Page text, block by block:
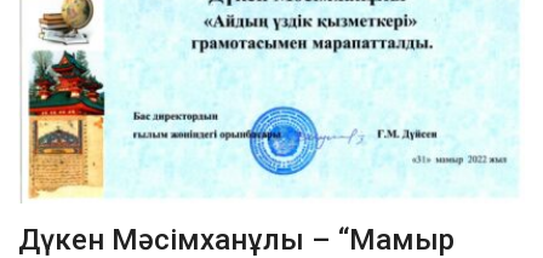
Дүкен Мәсімханұлы – “Мамыр